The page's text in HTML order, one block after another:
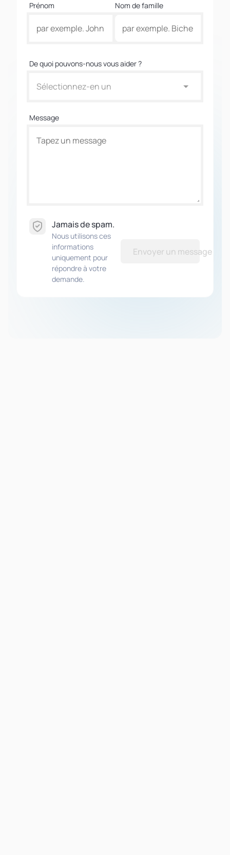
Prénom Nom de famille
De quoi pouvons-nous vous aider ?
Sélectionnez-en un
Message
Jamais de spam.
Nous utilisons ces
informations
uniquement pour
répondre à votre
demande.
Envoyer un message